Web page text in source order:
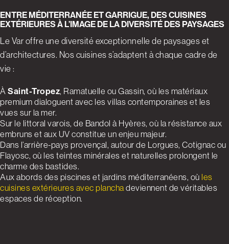
ENTRE MÉDITERRANÉE ET GARRIGUE, DES CUISINES
EXTÉRIEURES À L’IMAGE DE LA DIVERSITÉ DES PAYSAGES
Le Var offre une diversité exceptionnelle de paysages et
d’architectures. Nos cuisines s’adaptent à chaque cadre de
vie :
ÀSaint-Tropez, Ramatuelle ou Gassin, où les matériaux
premium dialoguent avec les villas contemporaines et les
vues sur la mer.
Sur le littoral varois, de Bandol à Hyères, où la résistance aux
embruns et aux UV constitue un enjeu majeur.
Dans l’arrière-pays provençal, autour de Lorgues, Cotignac ou
Flayosc, où les teintes minérales et naturelles prolongent le
charme des bastides.
Aux abords des piscines et jardins méditerranéens, où les
cuisines extérieures avec planchadeviennent de véritables
espaces de réception.